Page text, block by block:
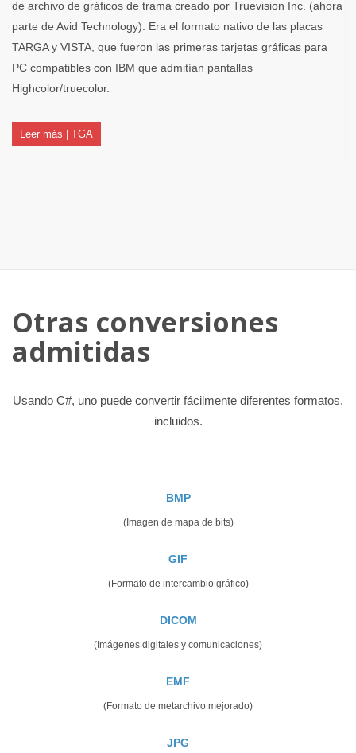
de archivo de gráficos de trama creado por Truevision Inc. (ahora
parte de Avid Technology). Era el formato nativo de las placas
TARGA y VISTA, que fueron las primeras tarjetas gráficas para
PC compatibles con IBM que admitían pantallas
Highcolor/truecolor.
Leer más | TGA
Otras conversiones
admitidas
Usando C#, uno puede convertir fácilmente diferentes formatos,
incluidos.
BMP
(Imagen de mapa de bits)
GIF
(Formato de intercambio gráfico)
DICOM
(Imágenes digitales y comunicaciones)
EMF
(Formato de metarchivo mejorado)
JPG